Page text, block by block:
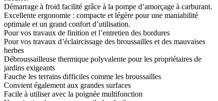
Démarrage à froid facilité grâce à la pompe d’amorçage à carburant.
Excellente ergonomie : compacte et légère pour une maniabilité
optimale et un grand confort d’utilisation.
Pour vos travaux de finition et l’entretien des bordures
Pour vos travaux d’éclaircissage des broussailles et des mauvaises
herbes
Débroussailleuse thermique polyvalente pour les propriétaires de
jardins exigeants
Fauche les terrains difficiles comme les broussailles
Convient également aux grandes surfaces
Facile à utiliser avec la poignée multifonction